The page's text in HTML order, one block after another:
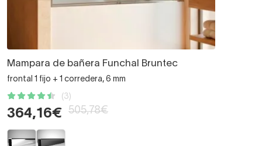
Mampara de bañera Funchal Bruntec
frontal 1 fijo + 1 corredera, 6 mm
(3)
364,16€ 505,78€